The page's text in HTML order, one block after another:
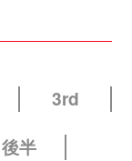
3rd
後半